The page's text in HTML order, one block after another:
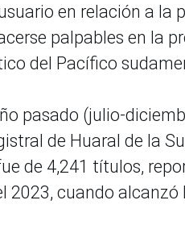
en relación a la
palpables en la
del Pacífico
pasado (julio-
de Huaral de la
de 4,241 títulos,
2023, cuando